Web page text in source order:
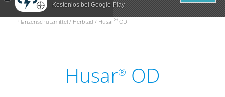
Kostenlos bei Google Play
Pflanzenschutzmittel / Herbizid / Husar® OD
Husar® OD